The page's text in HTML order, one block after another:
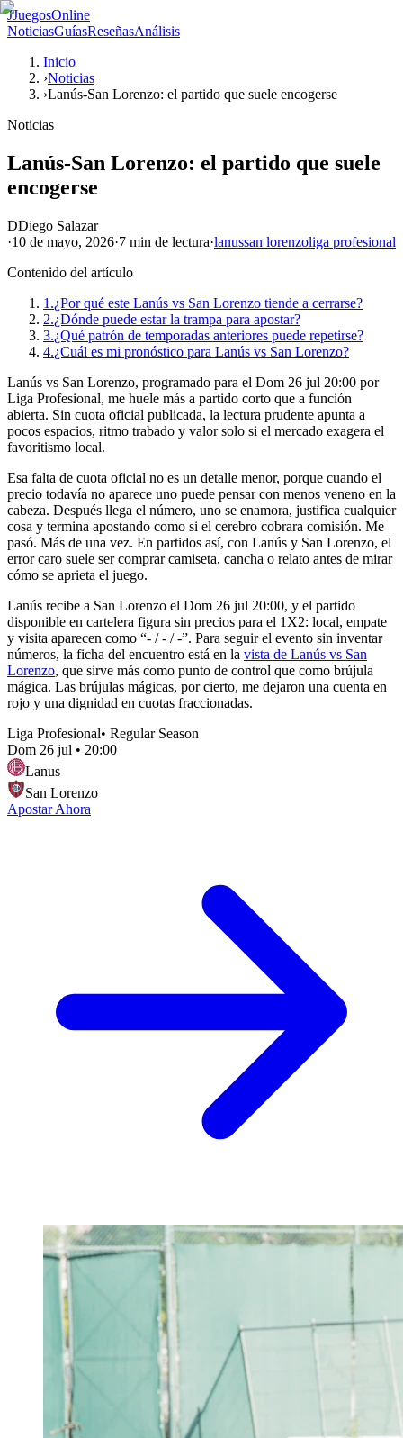
JJuegosOnline
NoticiasGuíasReseñasAnálisis
Inicio
›Noticias
›Lanús-San Lorenzo: el partido que suele encogerse
Noticias
Lanús-San Lorenzo: el partido que suele
encogerse
DDiego Salazar
·10 de mayo, 2026·7 min de lectura·lanussan lorenzoliga profesional
Contenido del artículo
1.¿Por qué este Lanús vs San Lorenzo tiende a cerrarse?
2.¿Dónde puede estar la trampa para apostar?
3.¿Qué patrón de temporadas anteriores puede repetirse?
4.¿Cuál es mi pronóstico para Lanús vs San Lorenzo?
Lanús vs San Lorenzo, programado para el Dom 26 jul 20:00 por
Liga Profesional, me huele más a partido corto que a función
abierta. Sin cuota oficial publicada, la lectura prudente apunta a
pocos espacios, ritmo trabado y valor solo si el mercado exagera el
favoritismo local.
Esa falta de cuota oficial no es un detalle menor, porque cuando el
precio todavía no aparece uno puede pensar con menos veneno en la
cabeza. Después llega el número, uno se enamora, justifica cualquier
cosa y termina apostando como si el cerebro cobrara comisión. Me
pasó. Más de una vez. En partidos así, con Lanús y San Lorenzo, el
error caro suele ser comprar camiseta, cancha o relato antes de mirar
cómo se aprieta el juego.
Lanús recibe a San Lorenzo el Dom 26 jul 20:00, y el partido
disponible en cartelera figura sin precios para el 1X2: local, empate
y visita aparecen como “- / - / -”. Para seguir el evento sin inventar
números, la ficha del encuentro está en la vista de Lanús vs San
Lorenzo, que sirve más como punto de control que como brújula
mágica. Las brújulas mágicas, por cierto, me dejaron una cuenta en
rojo y una dignidad en cuotas fraccionadas.
Liga Profesional• Regular Season
Dom 26 jul • 20:00
Lanus
San Lorenzo
Apostar Ahora